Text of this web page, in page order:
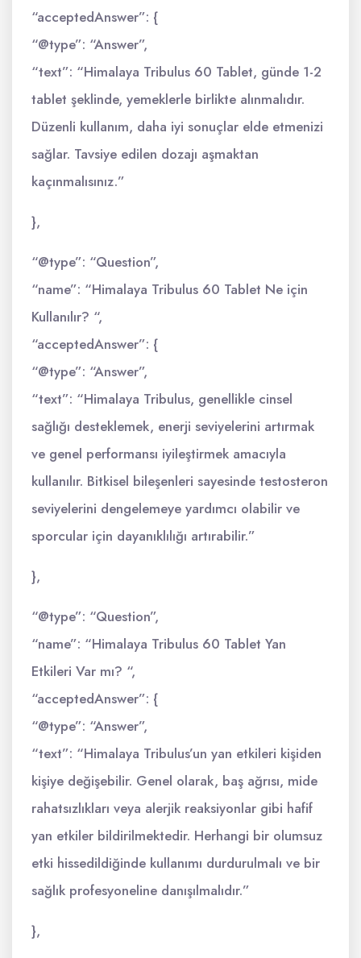
“acceptedAnswer”: {
“@type”: “Answer”,
“text”: “Himalaya Tribulus 60 Tablet, günde 1-2
tablet şeklinde, yemeklerle birlikte alınmalıdır.
Düzenli kullanım, daha iyi sonuçlar elde etmenizi
sağlar. Tavsiye edilen dozajı aşmaktan
kaçınmalısınız.”
},
“@type”: “Question”,
“name”: “Himalaya Tribulus 60 Tablet Ne için
Kullanılır? “,
“acceptedAnswer”: {
“@type”: “Answer”,
“text”: “Himalaya Tribulus, genellikle cinsel
sağlığı desteklemek, enerji seviyelerini artırmak
ve genel performansı iyileştirmek amacıyla
kullanılır. Bitkisel bileşenleri sayesinde testosteron
seviyelerini dengelemeye yardımcı olabilir ve
sporcular için dayanıklılığı artırabilir.”
},
“@type”: “Question”,
“name”: “Himalaya Tribulus 60 Tablet Yan
Etkileri Var mı? “,
“acceptedAnswer”: {
“@type”: “Answer”,
“text”: “Himalaya Tribulus’un yan etkileri kişiden
kişiye değişebilir. Genel olarak, baş ağrısı, mide
rahatsızlıkları veya alerjik reaksiyonlar gibi hafif
yan etkiler bildirilmektedir. Herhangi bir olumsuz
etki hissedildiğinde kullanımı durdurulmalı ve bir
sağlık profesyoneline danışılmalıdır.”
},